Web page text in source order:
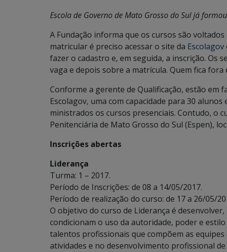
Escola de Governo de Mato Grosso do Sul já
A Fundação informa que os cursos são
matricular é preciso acessar o site da Escolagov
fazer o cadastro e, em seguida, a inscrição. Os
vaga e depois sobre a matrícula. Quem fica
Conforme a gerente de Qualificação, estão em
Escolagov, uma com capacidade para 30
ministrados os cursos presenciais. Contudo, o
Penitenciária de Mato Grosso do Sul (Espen),
Inscrições abertas
Liderança
Turma: 1 – 2017.
Período de Inscrições: de 08 a 14/05/2017.
Período de realização do curso: de 17 a 26/05/
O objetivo do curso de Liderança é
condicionam o uso da autoridade, poder e
talentos profissionais que compõem as
atividades e no desenvolvimento profissional de